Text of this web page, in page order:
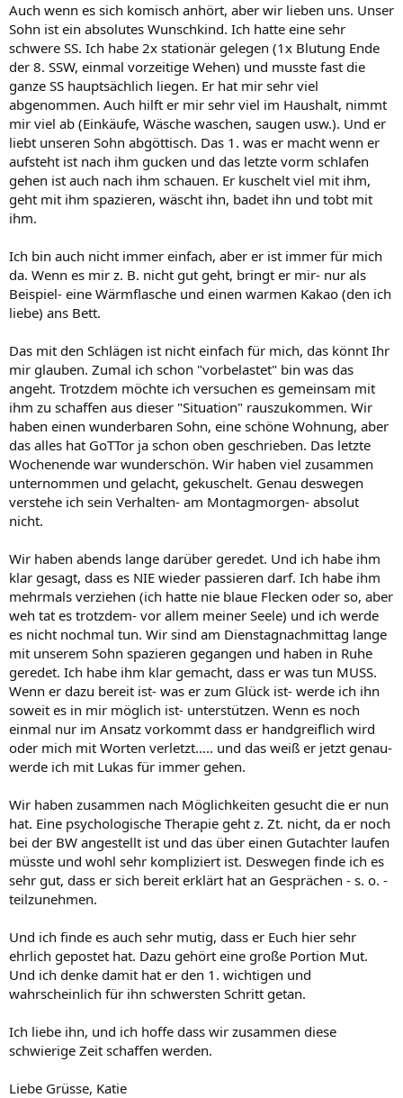
Auch wenn es sich komisch anhört, aber wir lieben uns. Unser
Sohn ist ein absolutes Wunschkind. Ich hatte eine sehr
schwere SS. Ich habe 2x stationär gelegen (1x Blutung Ende
der 8. SSW, einmal vorzeitige Wehen) und musste fast die
ganze SS hauptsächlich liegen. Er hat mir sehr viel
abgenommen. Auch hilft er mir sehr viel im Haushalt, nimmt
mir viel ab (Einkäufe, Wäsche waschen, saugen usw.). Und er
liebt unseren Sohn abgöttisch. Das 1. was er macht wenn er
aufsteht ist nach ihm gucken und das letzte vorm schlafen
gehen ist auch nach ihm schauen. Er kuschelt viel mit ihm,
geht mit ihm spazieren, wäscht ihn, badet ihn und tobt mit
ihm.
Ich bin auch nicht immer einfach, aber er ist immer für mich
da. Wenn es mir z. B. nicht gut geht, bringt er mir- nur als
Beispiel- eine Wärmflasche und einen warmen Kakao (den ich
liebe) ans Bett.
Das mit den Schlägen ist nicht einfach für mich, das könnt Ihr
mir glauben. Zumal ich schon "vorbelastet" bin was das
angeht. Trotzdem möchte ich versuchen es gemeinsam mit
ihm zu schaffen aus dieser "Situation" rauszukommen. Wir
haben einen wunderbaren Sohn, eine schöne Wohnung, aber
das alles hat GoTTor ja schon oben geschrieben. Das letzte
Wochenende war wunderschön. Wir haben viel zusammen
unternommen und gelacht, gekuschelt. Genau deswegen
verstehe ich sein Verhalten- am Montagmorgen- absolut
nicht.
Wir haben abends lange darüber geredet. Und ich habe ihm
klar gesagt, dass es NIE wieder passieren darf. Ich habe ihm
mehrmals verziehen (ich hatte nie blaue Flecken oder so, aber
weh tat es trotzdem- vor allem meiner Seele) und ich werde
es nicht nochmal tun. Wir sind am Dienstagnachmittag lange
mit unserem Sohn spazieren gegangen und haben in Ruhe
geredet. Ich habe ihm klar gemacht, dass er was tun MUSS.
Wenn er dazu bereit ist- was er zum Glück ist- werde ich ihn
soweit es in mir möglich ist- unterstützen. Wenn es noch
einmal nur im Ansatz vorkommt dass er handgreiflich wird
oder mich mit Worten verletzt..... und das weiß er jetzt genau-
werde ich mit Lukas für immer gehen.
Wir haben zusammen nach Möglichkeiten gesucht die er nun
hat. Eine psychologische Therapie geht z. Zt. nicht, da er noch
bei der BW angestellt ist und das über einen Gutachter laufen
müsste und wohl sehr kompliziert ist. Deswegen finde ich es
sehr gut, dass er sich bereit erklärt hat an Gesprächen - s. o. -
teilzunehmen.
Und ich finde es auch sehr mutig, dass er Euch hier sehr
ehrlich gepostet hat. Dazu gehört eine große Portion Mut.
Und ich denke damit hat er den 1. wichtigen und
wahrscheinlich für ihn schwersten Schritt getan.
Ich liebe ihn, und ich hoffe dass wir zusammen diese
schwierige Zeit schaffen werden.
Liebe Grüsse, Katie